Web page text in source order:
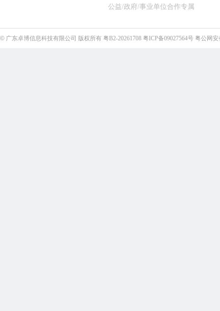
公益/政府/事业单位合作专属
© 广东卓博信息科技有限公司 版权所有 粤B2-20261708 粤ICP备09027564号 粤公网安